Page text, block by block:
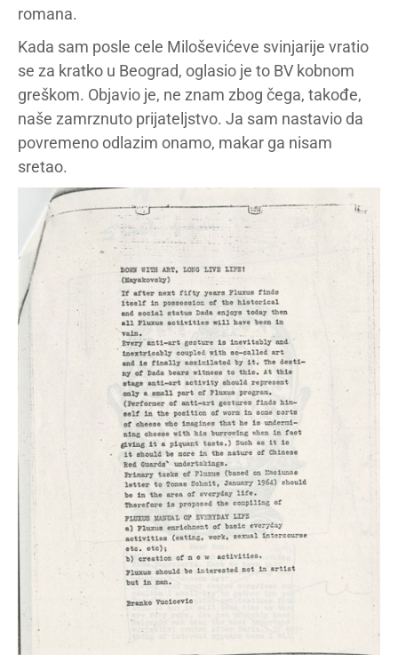
romana.
Kada sam posle cele Miloševićeve svinjarije vratio
se za kratko u Beograd, oglasio je to BV kobnom
greškom. Objavio je, ne znam zbog čega, takođe,
naše zamrznuto prijateljstvo. Ja sam nastavio da
povremeno odlazim onamo, makar ga nisam
sretao.